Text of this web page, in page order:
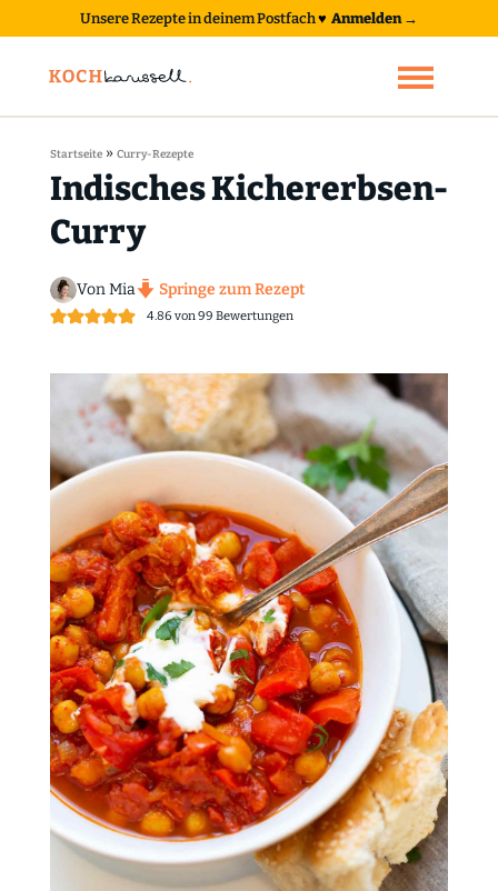
Unsere Rezepte in deinem Postfach♥ Anmelden →
Startseite» Curry-Rezepte
Indisches Kichererbsen-
Curry
Von Mia Springe zum Rezept
4.86 von99 Bewertungen